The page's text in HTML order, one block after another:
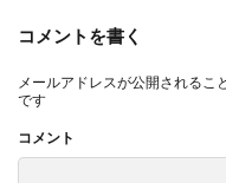
コメントを書く
メールアドレスが公開されるこ
です
コメント